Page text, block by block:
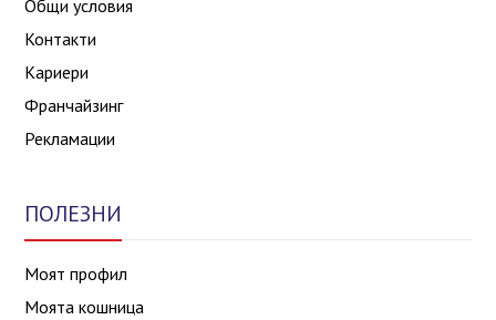
Общи условия
Контакти
Кариери
Франчайзинг
Рекламации
ПОЛЕЗНИ
Моят профил
Моята кошница